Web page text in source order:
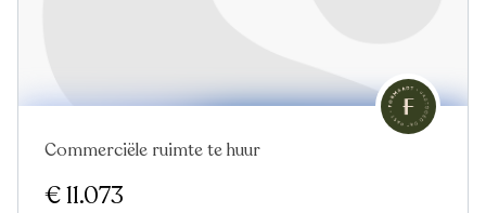
Nieuw
Commerciële ruimte te huur
€ 11.073